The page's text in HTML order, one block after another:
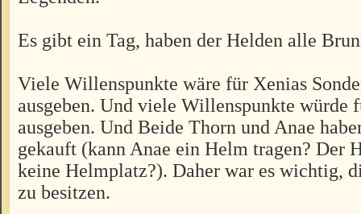
Es gibt ein Tag, haben der Helden alle
Viele Willenspunkte wäre für Xenias
ausgeben. Und viele Willenspunkte würde
ausgeben. Und Beide Thorn und Anae
gekauft (kann Anae ein Helm tragen? Der
keine Helmplatz?). Daher war es wichtig,
zu besitzen.